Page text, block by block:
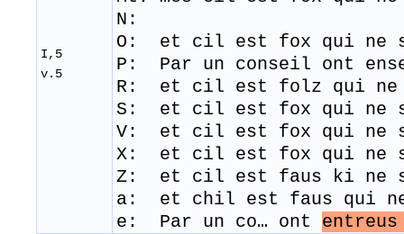
I,5
v.5
N:
O: et cil est fox qui ne
P: Par un conseil ont
R: et cil est folz qui ne
​S: et cil est fox qui ne
V: et cil est fox qui ne
​X: et cil est fox qui ne
Z: et cil est faus ki ne
a: et chil est faus qui
e: Par un co… ont